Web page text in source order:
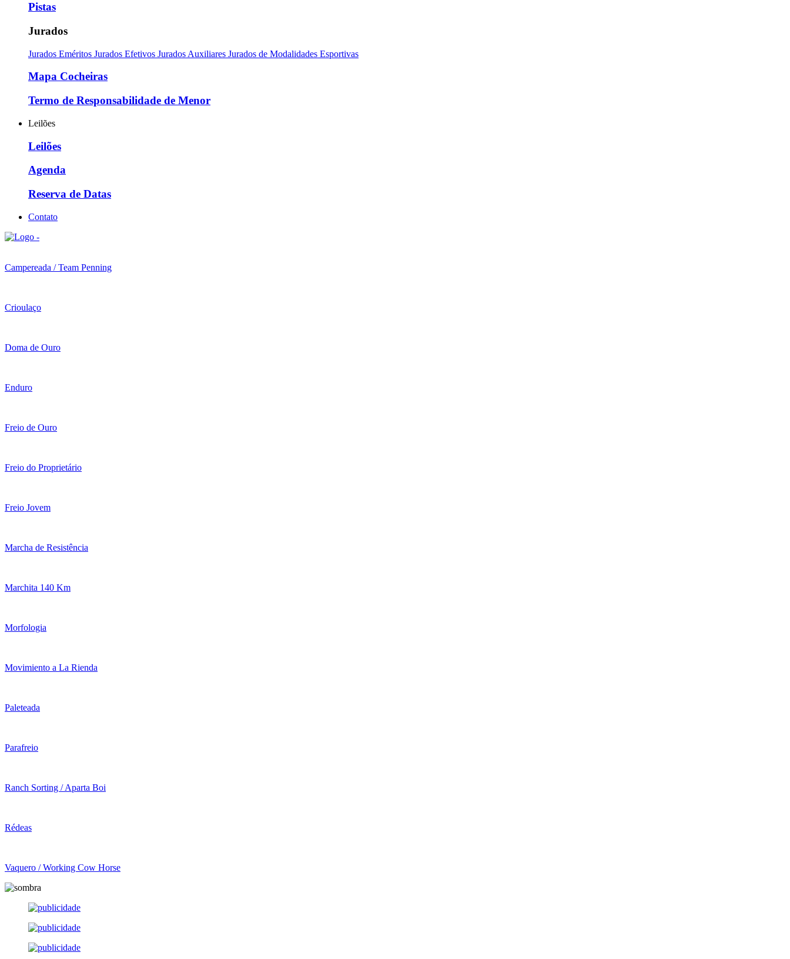
Pistas
Jurados
Jurados Eméritos Jurados Efetivos Jurados Auxiliares Jurados de Modalidades Esportivas
Mapa Cocheiras
Termo de Responsabilidade de Menor
Leilões
Leilões
Agenda
Reserva de Datas
Contato
Campereada / Team Penning
Crioulaço
Doma de Ouro
Enduro
Freio de Ouro
Freio do Proprietário
Freio Jovem
Marcha de Resistência
Marchita 140 Km
Morfologia
Movimiento a La Rienda
Paleteada
Parafreio
Ranch Sorting / Aparta Boi
Rédeas
Vaquero / Working Cow Horse